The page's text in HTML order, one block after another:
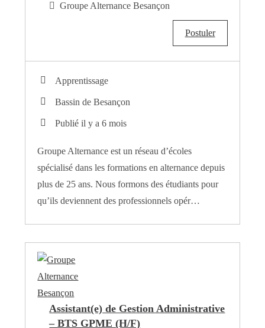
Groupe Alternance Besançon
Postuler
Apprentissage
Bassin de Besançon
Publié il y a 6 mois
Groupe Alternance est un réseau d’écoles
spécialisé dans les formations en alternance depuis
plus de 25 ans. Nous formons des étudiants pour
qu’ils deviennent des professionnels opér…
Assistant(e) de Gestion Administrative
– BTS GPME (H/F)